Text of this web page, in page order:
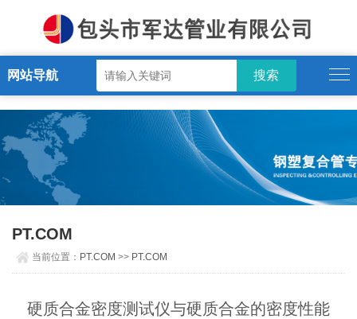
PT.COM
网站导航
PT.COM
当前位置： PT.COM >> PT.COM
硬质合金密度测试仪与硬质合金的密度性能